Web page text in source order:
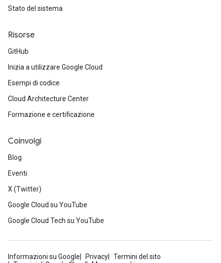
Stato del sistema
Risorse
GitHub
Inizia a utilizzare Google Cloud
Esempi di codice
Cloud Architecture Center
Formazione e certificazione
Coinvolgi
Blog
Eventi
X (Twitter)
Google Cloud su YouTube
Google Cloud Tech su YouTube
Informazioni su Google Privacy
Termini del sito